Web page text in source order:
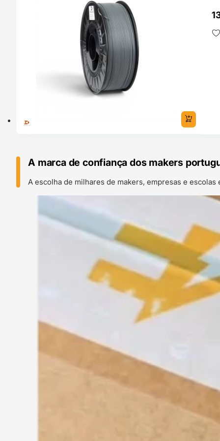
A marca de confiança dos makers
A escolha de milhares de makers, empresas e escolas